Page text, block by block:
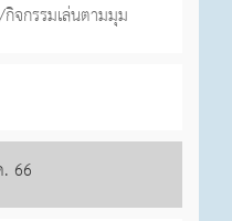
จกรรมเล่นตามมุม
66